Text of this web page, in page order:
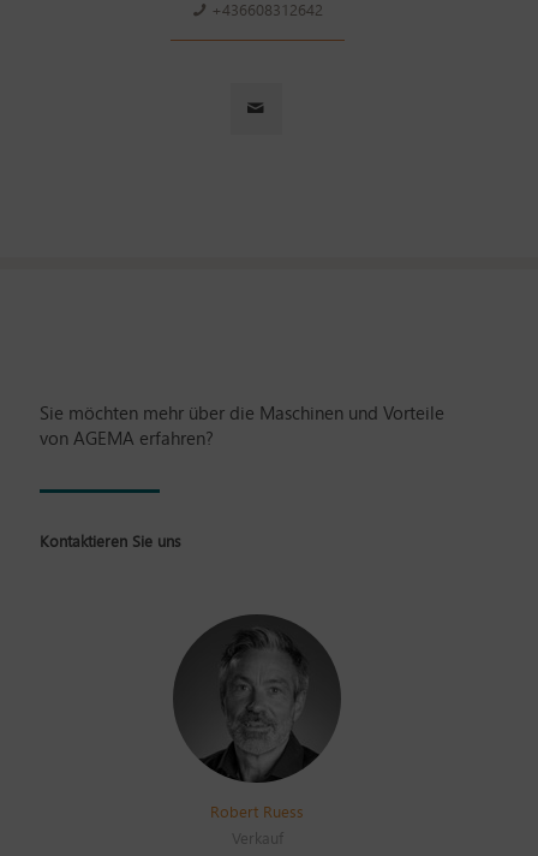
+436608312642
Sie möchten mehr über die Maschinen und Vorteile
von AGEMA erfahren?
Kontaktieren Sie uns
Robert Ruess
Verkauf